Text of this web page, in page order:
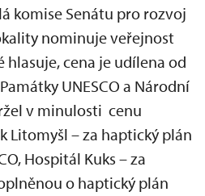
komise Senátu pro rozvoj
nominuje veřejnost
hlasuje, cena je udílena od
UNESCO a Národní
v minulosti cenu
Litomyšl – za haptický plán
Hospitál Kuks – za
o haptický plán